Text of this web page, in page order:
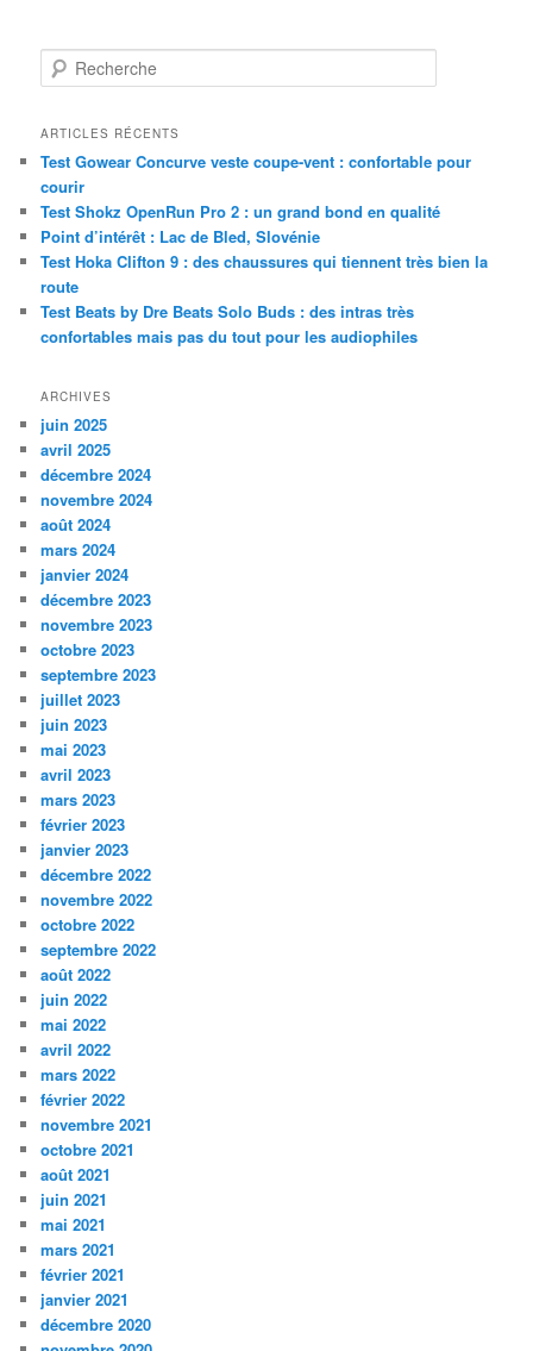
e
h
r
c
h
e
ARTICLES RÉCENTS
Test Gowear Concurve veste coupe-vent : confortable pour
courir
Test Shokz OpenRun Pro 2 : un grand bond en qualité
Point d’intérêt : Lac de Bled, Slovénie
Test Hoka Clifton 9 : des chaussures qui tiennent très bien la
route
Test Beats by Dre Beats Solo Buds : des intras très
confortables mais pas du tout pour les audiophiles
ARCHIVES
juin 2025
avril 2025
décembre 2024
novembre 2024
août 2024
mars 2024
janvier 2024
décembre 2023
novembre 2023
octobre 2023
septembre 2023
juillet 2023
juin 2023
mai 2023
avril 2023
mars 2023
février 2023
janvier 2023
décembre 2022
novembre 2022
octobre 2022
septembre 2022
août 2022
juin 2022
mai 2022
avril 2022
mars 2022
février 2022
novembre 2021
octobre 2021
août 2021
juin 2021
mai 2021
mars 2021
février 2021
janvier 2021
décembre 2020